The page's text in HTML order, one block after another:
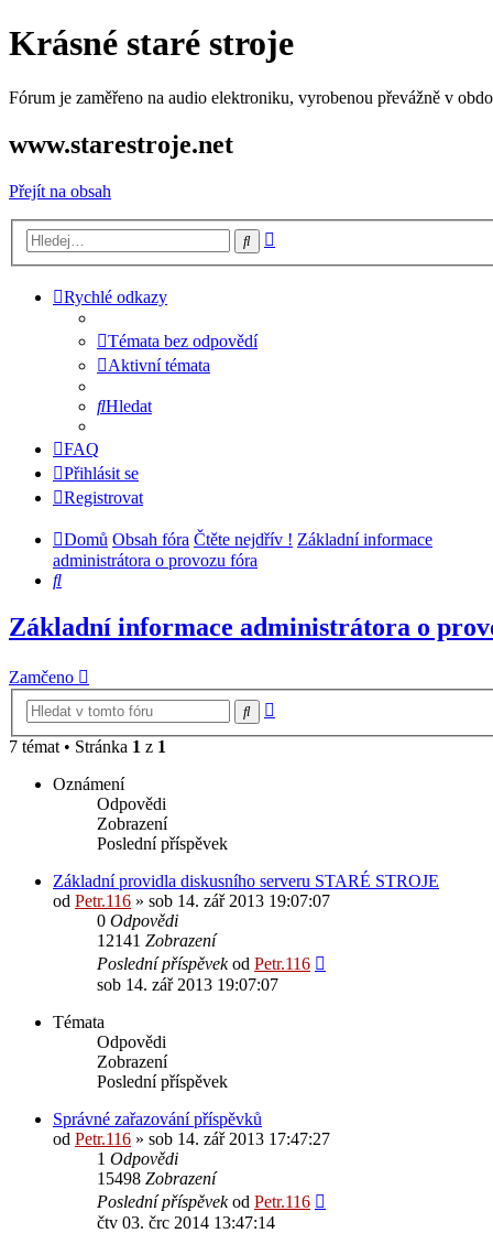
Krásné staré stroje
Fórum je zaměřeno na audio elektroniku, vyrobenou převážně v
www.starestroje.net
Přejít na obsah
Hledat
Rychlé odkazy
Témata bez odpovědí
Aktivní témata
Hledat
FAQ
Přihlásit se
Registrovat
Domů Obsah fóra Čtěte nejdřív ! Základní informace
administrátora o provozu fóra
Hledat
Základní informace administrátora o
Zamčeno
Hledat
7 témat • Stránka 1 z 1
Oznámení
Odpovědi
Zobrazení
Poslední příspěvek
Základní providla diskusního serveru STARÉ STROJE
od Petr.116 » sob 14. zář 2013 19:07:07
0 Odpovědi
12141 Zobrazení
Poslední příspěvekod Petr.116
sob 14. zář 2013 19:07:07
Témata
Odpovědi
Zobrazení
Poslední příspěvek
Správné zařazování příspěvků
od Petr.116 » sob 14. zář 2013 17:47:27
1 Odpovědi
15498 Zobrazení
Poslední příspěvekod Petr.116
čtv 03. črc 2014 13:47:14